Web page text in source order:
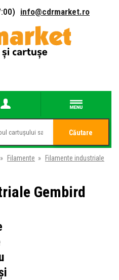
info@cdrmarket.ro
Căutare
» Filamente »
Filamente industriale
Gembird